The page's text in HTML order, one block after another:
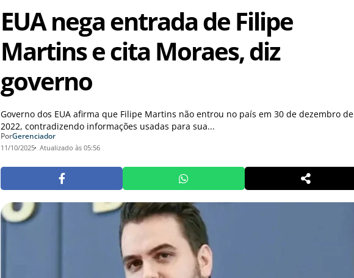
EUA nega entrada de Filipe
Martins e cita Moraes, diz
governo
Governo dos EUA afirma que Filipe Martins não entrou no país em 30 de dezembro de
2022, contradizendo informações usadas para sua...
PorGerenciador
11/10/2025 Atualizado às 05:56